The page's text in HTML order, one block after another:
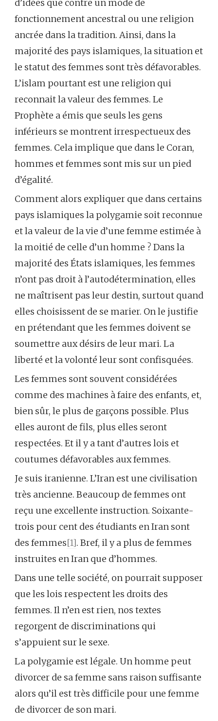
d’idées que contre un mode de
fonctionnement ancestral ou une religion
ancrée dans la tradition. Ainsi, dans la
majorité des pays islamiques, la situation et
le statut des femmes sont très défavorables.
L’islam pourtant est une religion qui
reconnait la valeur des femmes. Le
Prophète a émis que seuls les gens
inférieurs se montrent irrespectueux des
femmes. Cela implique que dans le Coran,
hommes et femmes sont mis sur un pied
d’égalité.
Comment alors expliquer que dans certains
pays islamiques la polygamie soit reconnue
et la valeur de la vie d’une femme estimée à
la moitié de celle d’un homme ? Dans la
majorité des États islamiques, les femmes
n’ont pas droit à l’autodétermination, elles
ne maîtrisent pas leur destin, surtout quand
elles choisissent de se marier. On le justifie
en prétendant que les femmes doivent se
soumettre aux désirs de leur mari. La
liberté et la volonté leur sont confisquées.
Les femmes sont souvent considérées
comme des machines à faire des enfants, et,
bien sûr, le plus de garçons possible. Plus
elles auront de fils, plus elles seront
respectées. Et il y a tant d’autres lois et
coutumes défavorables aux femmes.
Je suis iranienne. L’Iran est une civilisation
très ancienne. Beaucoup de femmes ont
reçu une excellente instruction. Soixante-
trois pour cent des étudiants en Iran sont
des femmes[1]. Bref, il y a plus de femmes
instruites en Iran que d’hommes.
Dans une telle société, on pourrait supposer
que les lois respectent les droits des
femmes. Il n’en est rien, nos textes
regorgent de discriminations qui
s’appuient sur le sexe.
La polygamie est légale. Un homme peut
divorcer de sa femme sans raison suffisante
alors qu’il est très difficile pour une femme
de divorcer de son mari.